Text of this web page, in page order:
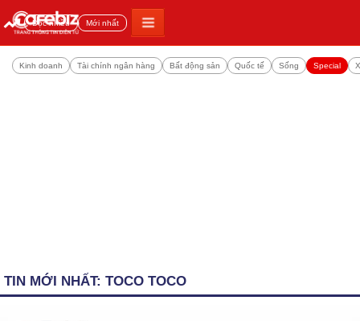
Đọc nhiều Mới nhất
Kinh doanh Tài chính ngân hàng Bất động sản Quốc tế Sống Special
TIN MỚI NHẤT: TOCO TOCO